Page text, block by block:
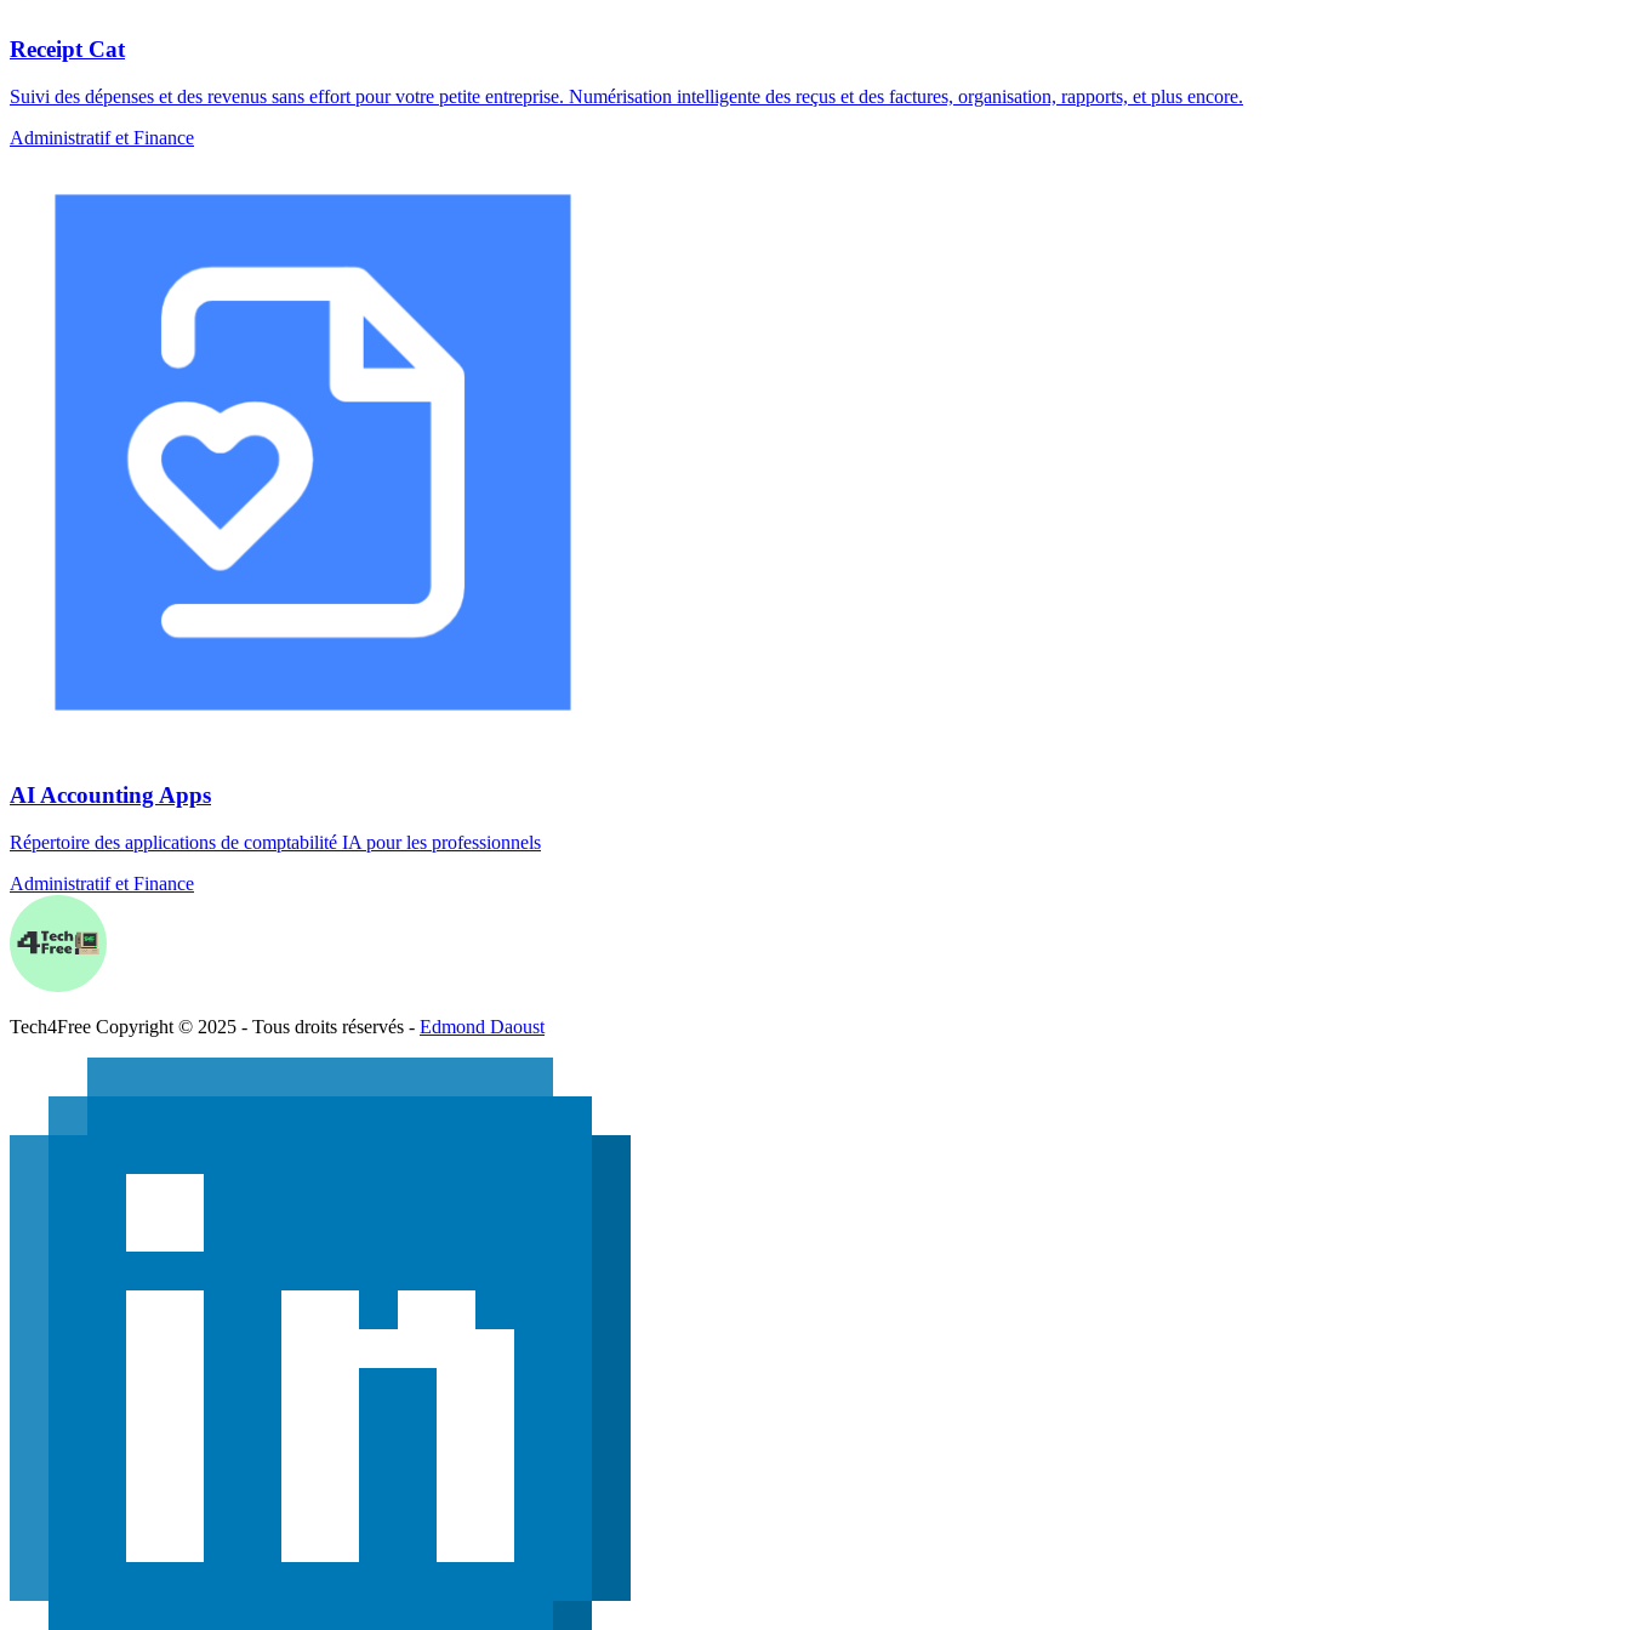
Receipt Cat
Suivi des dépenses et des revenus sans effort pour votre petite entreprise. Numérisation intelligente des reçus et des factures, organisation, rapports, et plus encore.
Administratif et Finance
AI Accounting Apps
Répertoire des applications de comptabilité IA pour les professionnels
Administratif et Finance
Tech4Free Copyright © 2025 - Tous droits réservés - Edmond Daoust